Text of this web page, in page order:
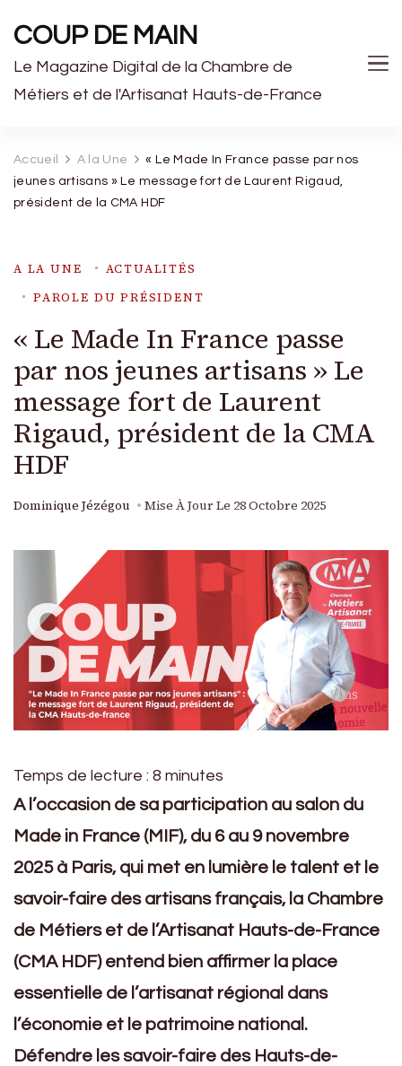
COUP DE MAIN
Le Magazine Digital de la Chambre de
Métiers et de l'Artisanat Hauts-de-France
Accueil A la Une
« Le Made In France passe par nos
jeunes artisans » Le message fort de Laurent Rigaud,
président de la CMA HDF
A LA UNE
ACTUALITÉS
PAROLE DU PRÉSIDENT
« Le Made In France passe
par nos jeunes artisans » Le
message fort de Laurent
Rigaud, président de la CMA
HDF
Dominique Jézégou Mise À Jour Le 28 Octobre 2025
Temps de lecture : 8 minutes
A l’occasion de sa participation au salon du
Made in France (MIF), du 6 au 9 novembre
2025 à Paris, qui met en lumière le talent et le
savoir-faire des artisans français, la Chambre
de Métiers et de l’Artisanat Hauts-de-France
(CMA HDF) entend bien affirmer la place
essentielle de l’artisanat régional dans
l’économie et le patrimoine national.
Défendre les savoir-faire des Hauts-de-